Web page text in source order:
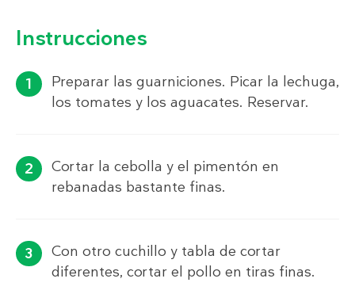
Instrucciones
Preparar las guarniciones. Picar la lechuga,
los tomates y los aguacates. Reservar.
Cortar la cebolla y el pimentón en
rebanadas bastante finas.
Con otro cuchillo y tabla de cortar
diferentes, cortar el pollo en tiras finas.